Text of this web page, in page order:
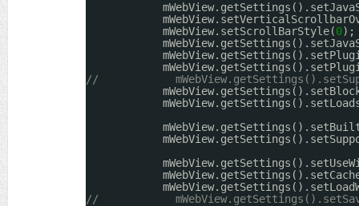
mWebView.setScrollBarStyle(0);
//
//